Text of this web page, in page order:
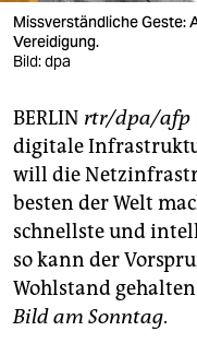
verlag
veranstaltungen
fragen & hilfe
unterstützen
abo
genossenschaft
epaper login
Missverständliche Geste:
Vereidigung.
Bild: dpa
BERLIN rtr/dpa/afp
digitale
will die
besten der Welt
schnellste und
so kann der
Wohlstand
Bild am Sonntag.